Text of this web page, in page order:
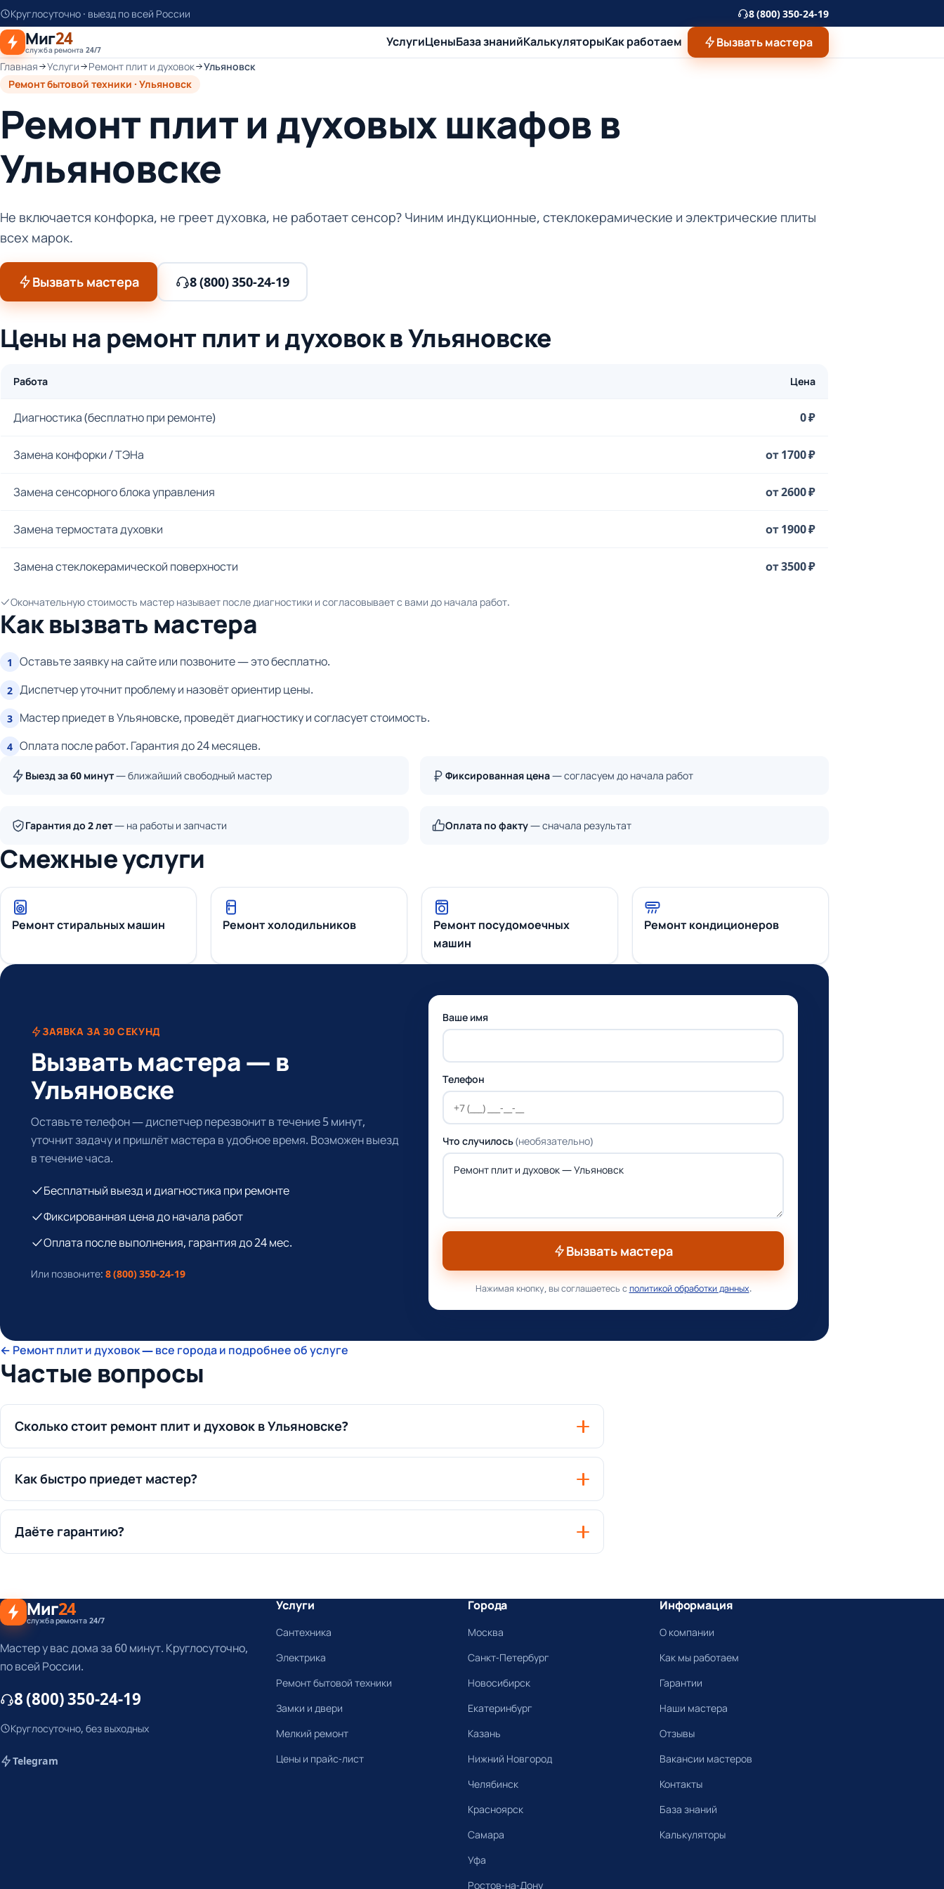
К
основному
контенту
Круглосуточно · выезд по всей России 8 (800) 350-24-19
Миг24
служба ремонта 24/7
УслугиЦеныБаза знанийКалькуляторыКак работаем Вызвать мастера
Главная Услуги Ремонт плит и духовок
Ульяновск
Ремонт бытовой техники · Ульяновск
Ремонт плит и духовых шкафов в
Ульяновске
Не включается конфорка, не греет духовка, не работает сенсор? Чиним индукционные, стеклокерамические и электрические плиты
всех марок.
Вызвать мастера 8 (800) 350-24-19
Цены на ремонт плит и духовок в Ульяновске
Работа Цена
Диагностика (бесплатно при ремонте) 0 ₽
Замена конфорки / ТЭНа от 1700 ₽
Замена сенсорного блока управления от 2600 ₽
Замена термостата духовки от 1900 ₽
Замена стеклокерамической поверхности от 3500 ₽
Окончательную стоимость мастер называет после диагностики и согласовывает с вами до начала работ.
Как вызвать мастера
1 Оставьте заявку на сайте или позвоните — это бесплатно.
2 Диспетчер уточнит проблему и назовёт ориентир цены.
3 Мастер приедет в Ульяновске, проведёт диагностику и согласует стоимость.
4 Оплата после работ. Гарантия до 24 месяцев.
Выезд за 60 минут— ближайший свободный мастер Фиксированная цена— согласуем до начала работ
Гарантия до 2 лет— на работы и запчасти Оплата по факту— сначала результат
Смежные услуги
Ремонт стиральных машин Ремонт холодильников
Ремонт посудомоечных
машин
Ремонт кондиционеров
ЗАЯВКА ЗА 30 СЕКУНД
Вызвать мастера — в
Ульяновске
Оставьте телефон — диспетчер перезвонит в течение 5 минут,
уточнит задачу и пришлёт мастера в удобное время. Возможен выезд
в течение часа.
Бесплатный выезд и диагностика при ремонте
Фиксированная цена до начала работ
Оплата после выполнения, гарантия до 24 мес.
Или позвоните: 8 (800) 350-24-19
Ваше имя
Телефон
Что случилось(необязательно)
Вызвать мастера
Нажимая кнопку, вы соглашаетесь сполитикой обработки данных.
← Ремонт плит и духовок — все города и подробнее об услуге
Частые вопросы
Сколько стоит ремонт плит и духовок в Ульяновске?
Как быстро приедет мастер?
Даёте гарантию?
Миг24
служба ремонта 24/7
Мастер у вас дома за 60 минут. Круглосуточно,
по всей России.
8 (800) 350-24-19
Круглосуточно, без выходных
Telegram
Услуги
Сантехника
Электрика
Ремонт бытовой техники
Замки и двери
Мелкий ремонт
Цены и прайс-лист
Города
Москва
Санкт-Петербург
Новосибирск
Екатеринбург
Казань
Нижний Новгород
Челябинск
Красноярск
Самара
Уфа
Ростов-на-Дону
Информация
О компании
Как мы работаем
Гарантии
Наши мастера
Отзывы
Вакансии мастеров
Контакты
База знаний
Калькуляторы